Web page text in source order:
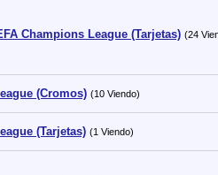
Champions League (Tarjetas) (24
(Cromos) (10 Viendo)
(Tarjetas) (1 Viendo)